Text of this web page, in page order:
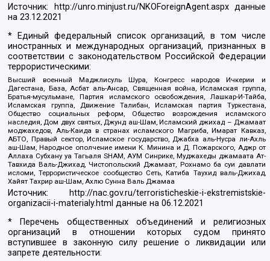
Источник: http://unro.minjust.ru/NKOForeignAgent.aspxданные
на23.12.2021
* Единый федеральный список организаций, в том числе
иностранных и международных организаций, признанных в
соответствии с законодательством Российской Федерации
террористическими:
Высший военный Маджлисуль Шура, Конгресс народов Ичкерии и
Дагестана, База, Асбат аль-Ансар, Священная война, Исламская группа,
Братья-мусульмане, Партия исламского освобождения, Лашкар-И-Тайба,
Исламская группа, Движение Талибан, Исламская партия Туркестана,
Общество социальных реформ, Общество возрождения исламского
наследия, Дом двух святых, Джунд аш-Шам, Исламский джихад – Джамаат
моджахедов, Аль-Каида в странах исламского Магриба, Имарат Кавказ,
АБТО, Правый сектор, Исламское государство, Джабха аль-Нусра ли-Ахль
аш-Шам, Народное ополчение имени К. Минина и Д. Пожарского, Аджр от
Аллаха Субхану уа Тагьаля SHAM, АУМ Синрике, Муджахеды джамаата Ат-
Тавхида Валь-Джихад, Чистопольский Джамаат, Рохнамо ба суи давлати
исломи, Террористическое сообщество Сеть, Катиба Таухид валь-Джихад,
Хайят Тахрир аш-Шам, Ахлю Сунна Валь Джамаа
Источник:
http://nac.gov.ru/terroristicheskie-i-ekstremistskie-
organizacii-i-materialy.html данные на06.12.2021
* Перечень общественных объединений и религиозных
организаций в отношении которых судом принято
вступившее в законную силу решение о ликвидации или
запрете деятельности: